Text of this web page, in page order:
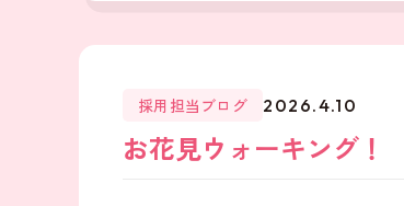
採用担当ブログ 2026.4.10
お花見ウォーキング！